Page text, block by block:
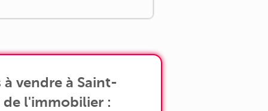
vendre à Saint-
l'immobilier :